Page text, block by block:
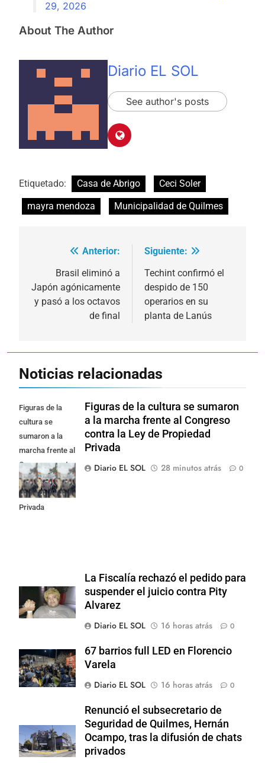
29, 2026
About The Author
Diario EL SOL
See author's posts
Etiquetado: Casa de Abrigo
Ceci Soler
mayra mendoza
Municipalidad de Quilmes
Navegación
entradas
Anterior:
Brasil eliminó a
Japón agónicamente
y pasó a los octavos
de final
Siguiente:
Techint confirmó el
despido de 150
operarios en su
planta de Lanús
Noticias relacionadas
Figuras de la
cultura se
sumaron a la
marcha frente al
Congreso contra
la Ley de
Propiedad
Privada
Figuras de la cultura se sumaron
a la marcha frente al Congreso
contra la Ley de Propiedad
Privada
Diario EL SOL
28 minutos atrás 0
La Fiscalía rechazó el pedido para
suspender el juicio contra Pity
Alvarez
Diario EL SOL
16 horas atrás 0
67 barrios full LED en Florencio
Varela
Diario EL SOL
16 horas atrás 0
Renunció el subsecretario de
Seguridad de Quilmes, Hernán
Ocampo, tras la difusión de chats
privados